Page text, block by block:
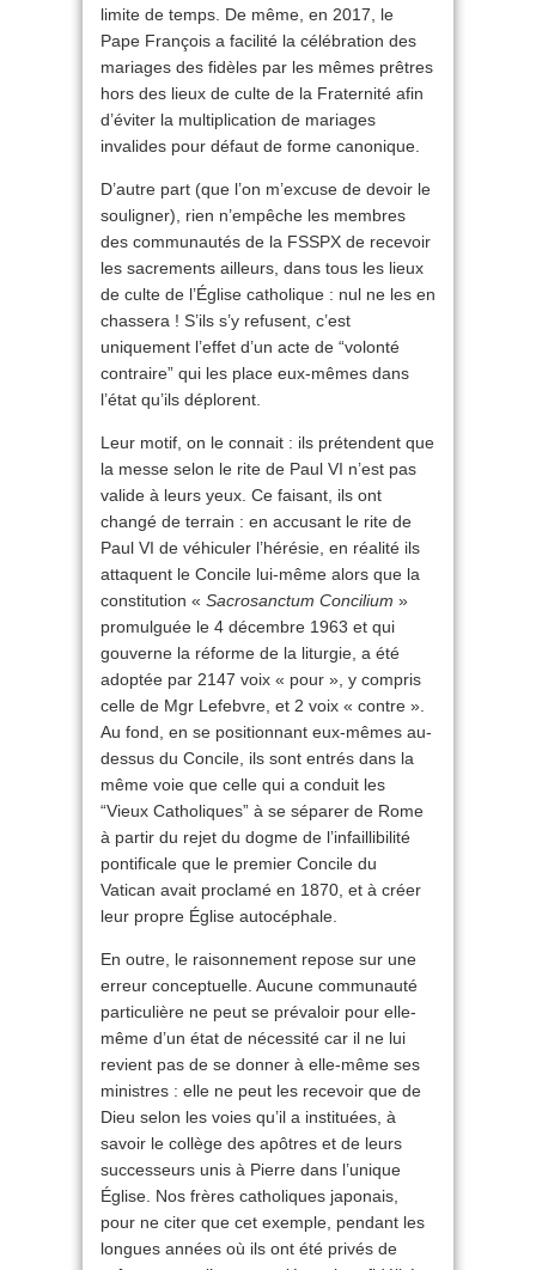
limite de temps. De même, en 2017, le
Pape François a facilité la célébration des
mariages des fidèles par les mêmes prêtres
hors des lieux de culte de la Fraternité afin
d’éviter la multiplication de mariages
invalides pour défaut de forme canonique.
D’autre part (que l’on m’excuse de devoir le
souligner), rien n’empêche les membres
des communautés de la FSSPX de recevoir
les sacrements ailleurs, dans tous les lieux
de culte de l’Église catholique : nul ne les en
chassera ! S’ils s’y refusent, c’est
uniquement l’effet d’un acte de “volonté
contraire” qui les place eux-mêmes dans
l’état qu’ils déplorent.
Leur motif, on le connait : ils prétendent que
la messe selon le rite de Paul VI n’est pas
valide à leurs yeux. Ce faisant, ils ont
changé de terrain : en accusant le rite de
Paul VI de véhiculer l’hérésie, en réalité ils
attaquent le Concile lui-même alors que la
constitution « Sacrosanctum Concilium »
promulguée le 4 décembre 1963 et qui
gouverne la réforme de la liturgie, a été
adoptée par 2147 voix « pour », y compris
celle de Mgr Lefebvre, et 2 voix « contre ».
Au fond, en se positionnant eux-mêmes au-
dessus du Concile, ils sont entrés dans la
même voie que celle qui a conduit les
“Vieux Catholiques” à se séparer de Rome
à partir du rejet du dogme de l’infaillibilité
pontificale que le premier Concile du
Vatican avait proclamé en 1870, et à créer
leur propre Église autocéphale.
En outre, le raisonnement repose sur une
erreur conceptuelle. Aucune communauté
particulière ne peut se prévaloir pour elle-
même d’un état de nécessité car il ne lui
revient pas de se donner à elle-même ses
ministres : elle ne peut les recevoir que de
Dieu selon les voies qu’il a instituées, à
savoir le collège des apôtres et de leurs
successeurs unis à Pierre dans l’unique
Église. Nos frères catholiques japonais,
pour ne citer que cet exemple, pendant les
longues années où ils ont été privés de